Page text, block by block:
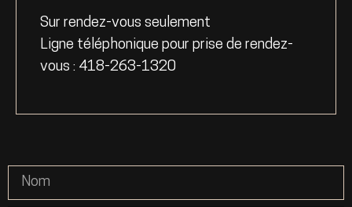
Sur rendez-vous seulement
Ligne téléphonique pour prise de rendez-
vous : 418-263-1320